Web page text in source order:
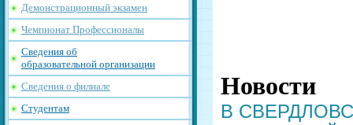
Новости
В
Демонстрационный экзамен
Чемпионат Профессионалы
Сведения об
образовательной организации
Сведения о филиале
Студентам